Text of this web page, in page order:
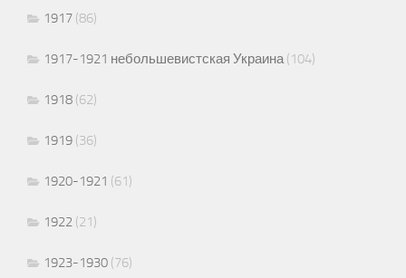
1917 (86)
1917-1921 небольшевистская Украина(104)
1918 (62)
1919 (36)
1920-1921 (61)
1922 (21)
1923-1930 (76)